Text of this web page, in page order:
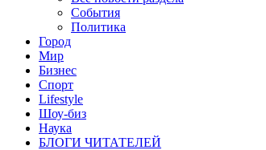
События
Политика
Город
Мир
Бизнес
Спорт
Lifestyle
Шоу-биз
Наука
БЛОГИ ЧИТАТЕЛЕЙ